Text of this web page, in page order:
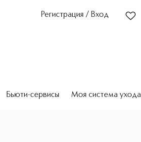
Регистрация / Вход
Бьюти-сервисы Моя система ухода